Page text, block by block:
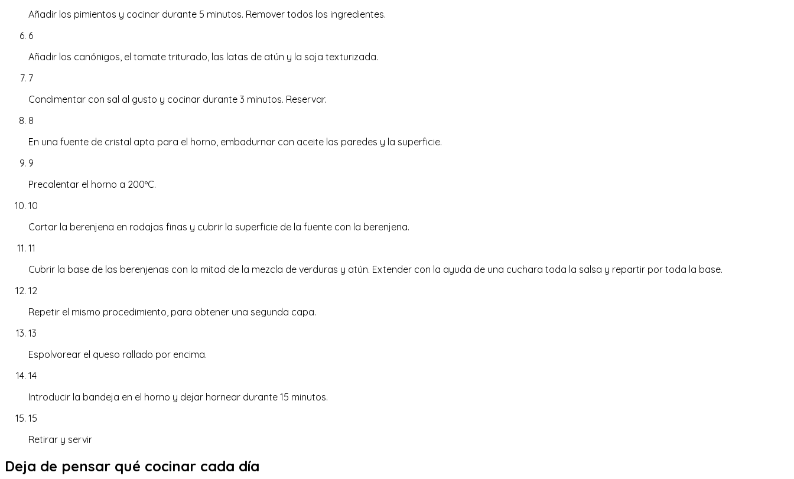
Añadir los pimientos y cocinar durante 5 minutos. Remover todos los ingredientes.
6
Añadir los canónigos, el tomate triturado, las latas de atún y la soja texturizada.
7
Condimentar con sal al gusto y cocinar durante 3 minutos. Reservar.
8
En una fuente de cristal apta para el horno, embadurnar con aceite las paredes y la superficie.
9
Precalentar el horno a 200ºC.
10
Cortar la berenjena en rodajas finas y cubrir la superficie de la fuente con la berenjena.
11
Cubrir la base de las berenjenas con la mitad de la mezcla de verduras y atún. Extender con la ayuda de una cuchara toda la salsa y repartir por toda la base.
12
Repetir el mismo procedimiento, para obtener una segunda capa.
13
Espolvorear el queso rallado por encima.
14
Introducir la bandeja en el horno y dejar hornear durante 15 minutos.
15
Retirar y servir
Deja de pensar qué cocinar cada día